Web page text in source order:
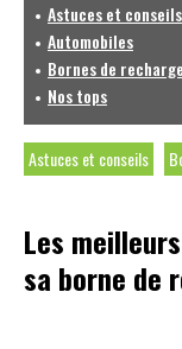
Astuces et conseils
Automobiles
Bornes de recharge
Nos tops
Astuces et conseils
Les
sa borne de